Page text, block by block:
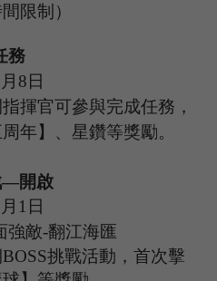
限制）
務
月 8日
指揮官可參與完成任務 ，
周年】、星鑽等獎勵。
—開啟
月 1 日
強敵-翻江海匯
BOSS挑戰活動，首次擊